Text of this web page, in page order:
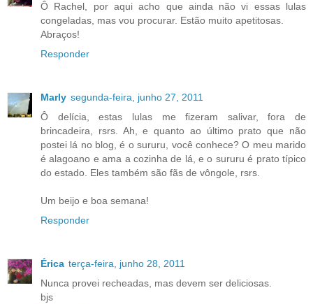
Ô Rachel, por aqui acho que ainda não vi essas lulas
congeladas, mas vou procurar. Estão muito apetitosas.
Abraços!
Responder
Marly segunda-feira, junho 27, 2011
Ô delícia, estas lulas me fizeram salivar, fora de
brincadeira, rsrs. Ah, e quanto ao último prato que não
postei lá no blog, é o sururu, você conhece? O meu marido
é alagoano e ama a cozinha de lá, e o sururu é prato típico
do estado. Eles também são fãs de vôngole, rsrs.
Um beijo e boa semana!
Responder
Érica terça-feira, junho 28, 2011
Nunca provei recheadas, mas devem ser deliciosas.
bjs